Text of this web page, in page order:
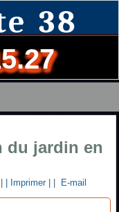
38
du jardin en
| Imprimer | E-mail